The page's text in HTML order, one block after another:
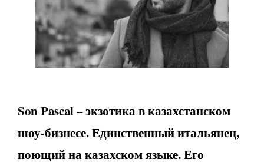
SonPascal– экзотика в казахстанском
шоу-бизнесе. Единственный итальянец,
поющий на казахском языке. Его